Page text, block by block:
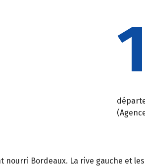
nourri Bordeaux. La rive gauche et